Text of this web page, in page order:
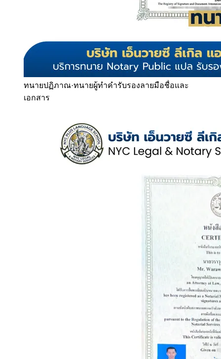
ทนายปฏิภาณ·ทนายผู้ทำคำรับรองลายมือชื่อและ
เอกสาร